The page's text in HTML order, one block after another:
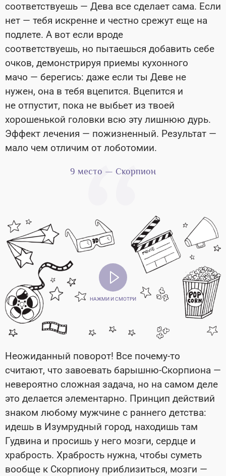
соответствуешь — Дева все сделает сама. Если
нет — тебя искренне и честно срежут еще на
подлете. А вот если вроде
соответствуешь, но пытаешься добавить себе
очков, демонстрируя приемы кухонного
мачо — берегись: даже если ты Деве не
нужен, она в тебя вцепится. Вцепится и
не отпустит, пока не выбьет из твоей
хорошенькой головки всю эту лишнюю дурь.
Эффект лечения — пожизненный. Результат —
мало чем отличим от лоботомии.
9 место — Скорпион
НАЖМИ И СМОТРИ
Неожиданный поворот! Все почему-то
считают, что завоевать барышню-Скорпиона —
невероятно сложная задача, но на самом деле
это делается элементарно. Принцип действий
знаком любому мужчине с раннего детства:
идешь в Изумрудный город, находишь там
Гудвина и просишь у него мозги, сердце и
храбрость. Храбрость нужна, чтобы суметь
вообще к Скорпиону приблизиться, мозги —